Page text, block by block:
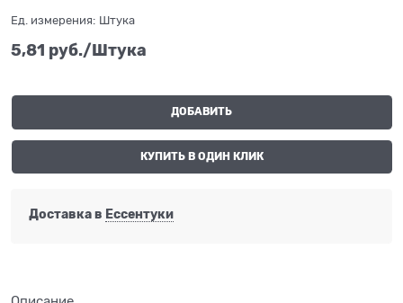
Ед. измерения: Штука
5,81 руб./Штука
ДОБАВИТЬ
КУПИТЬ В ОДИН КЛИК
Доставка в Ессентуки